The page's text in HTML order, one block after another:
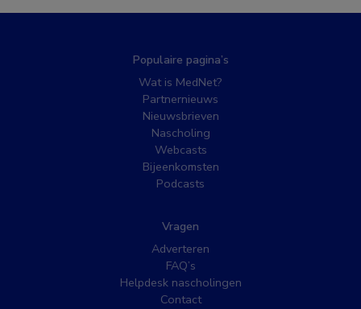
Populaire pagina’s
Wat is MedNet?
Partnernieuws
Nieuwsbrieven
Nascholing
Webcasts
Bijeenkomsten
Podcasts
Vragen
Adverteren
FAQ’s
Helpdesk nascholingen
Contact